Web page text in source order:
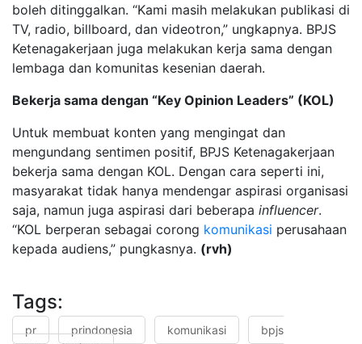
boleh ditinggalkan. “Kami masih melakukan publikasi di
TV, radio, billboard, dan videotron,” ungkapnya. BPJS
Ketenagakerjaan juga melakukan kerja sama dengan
lembaga dan komunitas kesenian daerah.
Bekerja sama dengan “Key Opinion Leaders” (KOL)
Untuk membuat konten yang mengingat dan
mengundang sentimen positif, BPJS Ketenagakerjaan
bekerja sama dengan KOL. Dengan cara seperti ini,
masyarakat tidak hanya mendengar aspirasi organisasi
saja, namun juga aspirasi dari beberapa influencer.
“KOL berperan sebagai corong komunikasi perusahaan
kepada audiens,” pungkasnya. (rvh)
Tags:
pr prindonesia komunikasi
bpjs